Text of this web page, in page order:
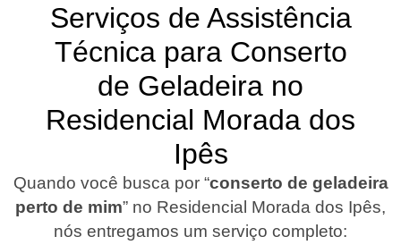
Serviços de Assistência
Técnica para Conserto
de Geladeira no
Residencial Morada dos
Ipês
Quando você busca por “conserto de geladeira
perto de mim” no Residencial Morada dos Ipês,
nós entregamos um serviço completo: